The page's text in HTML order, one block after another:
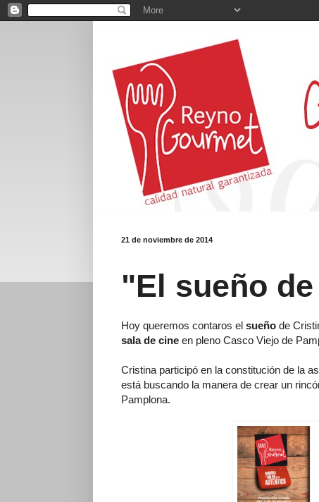
21 de noviembre de 2014
"El sueño
Hoy queremos contaros el sueño de
sala de cine en pleno Casco Viejo de
Cristina participó en la constitución de la
está buscando la manera de crear un
Pamplona.